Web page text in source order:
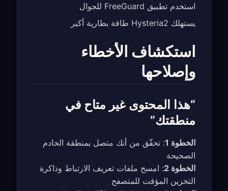
استخدم تطبيق FreeGuard للجوال
يستهلك Hysteria2 طاقة بطارية أكبر
استكشاف الأخطاء
وإصلاحها
“هذا المحتوى غير متاح في
منطقتك”
الخطوة 1
: تحقّق من أنك متصل بمنطقة الخادم
الصحيحة
الخطوة 2
: امسح ملفات تعريف الارتباط وذاكرة
التخزين المؤقت للمتصفح